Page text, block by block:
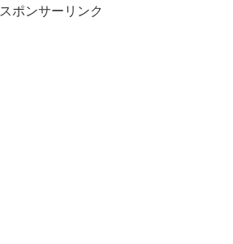
スポンサーリンク